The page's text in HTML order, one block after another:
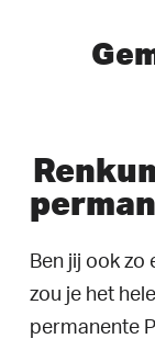
Ben jij ook
zou je het
permanente